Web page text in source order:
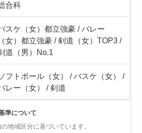
合科
スケ（女）都立強豪 / バレー
（女）都立強豪 / 剣道（女）TOP3 /
道（男）No.1
フトボール（女） / バスケ（女） /
レー（女） / 剣道
準について
地域区分に基づいています。